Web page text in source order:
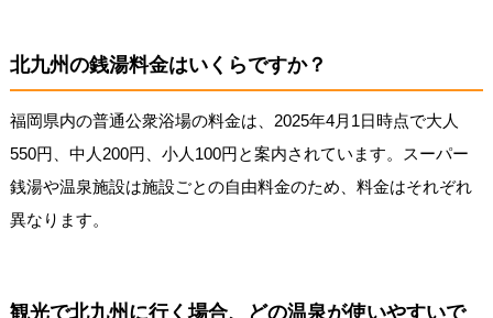
北九州の銭湯料金はいくらですか？
福岡県内の普通公衆浴場の料金は、2025年4月1日時点で大人
550円、中人200円、小人100円と案内されています。スーパー
銭湯や温泉施設は施設ごとの自由料金のため、料金はそれぞれ
異なります。
観光で北九州に行く場合、どの温泉が使いやすいで